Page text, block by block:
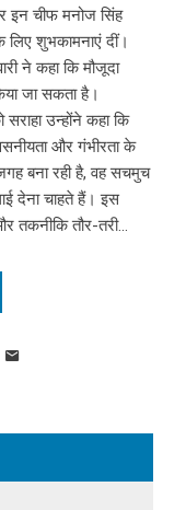
इन चीफ मनोज सिंह
शुभकामनाएं दीं।
ने कहा कि मौजूदा
जा सकता है।
उन्होंने कहा कि
और गंभीरता के
बना रही है, वह सचमुच
देना चाहते हैं। इस
तौर-तरी...